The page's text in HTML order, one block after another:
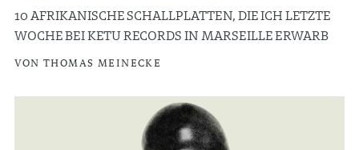
Search
for:
10 AFRIKANISCHE SCHALLPLATTEN, DIE ICH LETZTE
WOCHE BEI KETU RECORDS IN MARSEILLE ERWARB
VON THOMAS MEINECKE